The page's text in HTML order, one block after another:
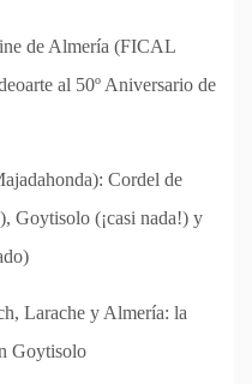
de Almería (FICAL
al 50º Aniversario de
Cordel de
Goytisolo (¡casi nada!) y
Larache y Almería: la
Goytisolo